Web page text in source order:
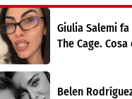
Giulia Salemi
The Cage.
Belen